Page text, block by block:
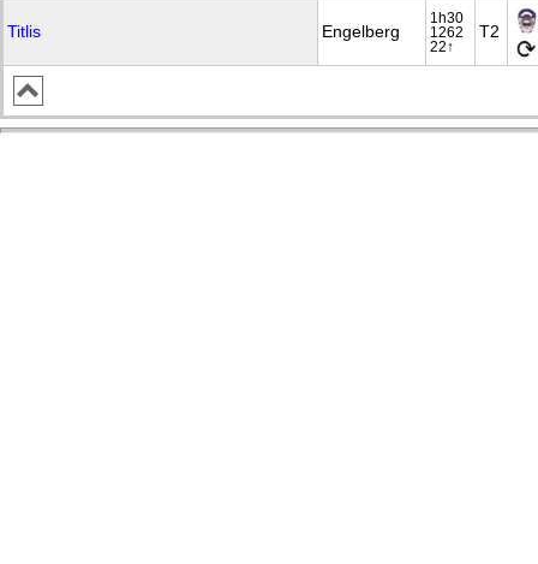
Titlis Engelberg
1h30
1262
22↑
T2